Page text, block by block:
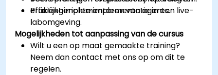
efficiënt implementeren van agents.
Praktijkgerichte implementatie in een live-
labomgeving.
Mogelijkheden tot aanpassing van de cursus
Wilt u een op maat gemaakte training?
Neem dan contact met ons op om dit te
regelen.